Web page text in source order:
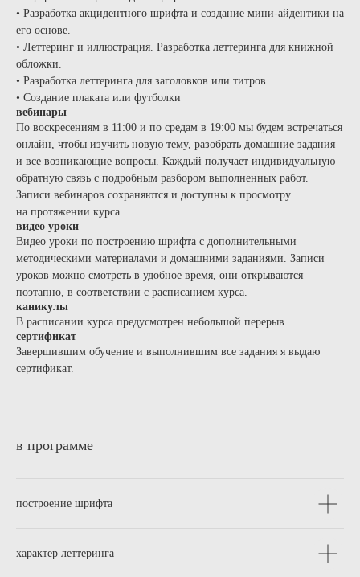
• Разработка акцидентного шрифта и создание мини-айдентики на
его основе.
• Леттеринг и иллюстрация. Разработка леттеринга для книжной
обложки.
• Разработка леттеринга для заголовков или титров.
• Создание плаката или футболки
вебинары
По воскресениям в 11:00 и по средам в 19:00 мы будем встречаться
онлайн, чтобы изучить новую тему, разобрать домашние задания
и все возникающие вопросы. Каждый получает индивидуальную
обратную связь с подробным разбором выполненных работ.
Записи вебинаров сохраняются и доступны к просмотру
на протяжении курса.
видео уроки
Видео уроки по построению шрифта с дополнительными
методическими материалами и домашними заданиями. Записи
уроков можно смотреть в удобное время, они открываются
поэтапно, в соответствии с расписанием курса.
каникулы
В расписании курса предусмотрен небольшой перерыв.
сертификат
Завершившим обучение и выполнившим все задания я выдаю
сертификат.
в программе
построение шрифта
характер леттеринга